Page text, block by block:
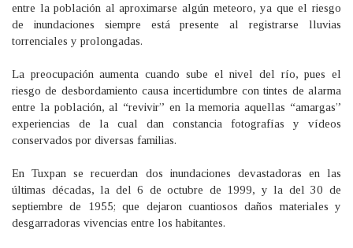
entre la población al aproximarse algún meteoro, ya que el riesgo
de inundaciones siempre está presente al registrarse lluvias
torrenciales y prolongadas.
La preocupación aumenta cuando sube el nivel del río, pues el
riesgo de desbordamiento causa incertidumbre con tintes de alarma
entre la población, al “revivir” en la memoria aquellas “amargas”
experiencias de la cual dan constancia fotografías y vídeos
conservados por diversas familias.
En Tuxpan se recuerdan dos inundaciones devastadoras en las
últimas décadas, la del 6 de octubre de 1999, y la del 30 de
septiembre de 1955; que dejaron cuantiosos daños materiales y
desgarradoras vivencias entre los habitantes.